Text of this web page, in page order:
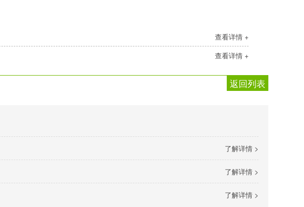
查看详情 +
查看详情 +
返回列表
了解详情 >
了解详情 >
了解详情 >